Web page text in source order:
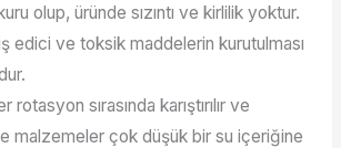
olup, üründe sızıntı ve kirlilik yoktur.
edici ve toksik maddelerin kurutulması
rotasyon sırasında karıştırılır ve
malzemeler çok düşük bir su içeriğine